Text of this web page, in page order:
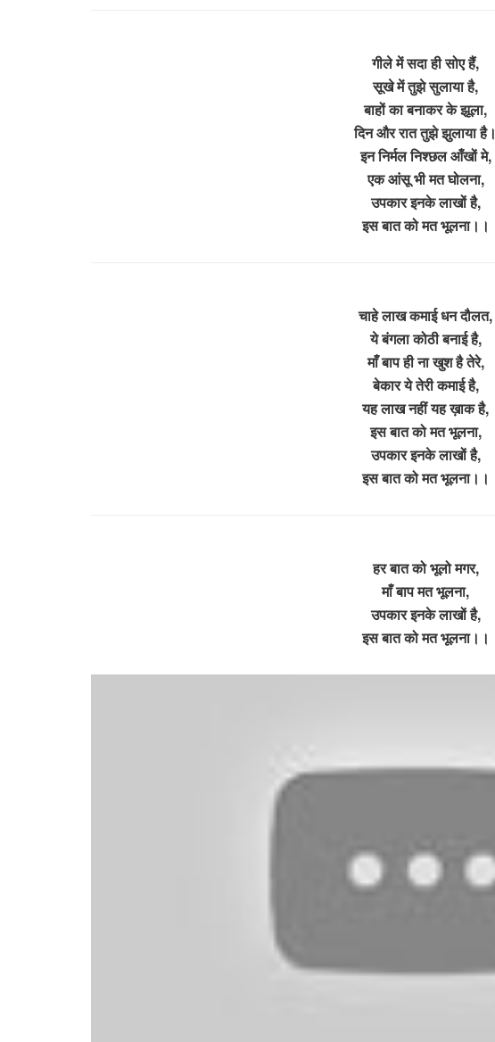
गीले में सदा ही सोए हैं,
सूखे में तुझे सुलाया है,
बाहों का बनाकर के झूला,
दिन और रात तुझे झुलाया है।
इन निर्मल निश्छल आँखों मे,
एक आंसू भी मत घोलना,
उपकार इनके लाखों है,
इस बात को मत भूलना।।
चाहे लाख कमाई धन दौलत,
ये बंगला कोठी बनाई है,
माँ बाप ही ना खुश है तेरे,
बेकार ये तेरी कमाई है,
यह लाख नहीं यह ख़ाक है,
इस बात को मत भूलना,
उपकार इनके लाखों है,
इस बात को मत भूलना।।
हर बात को भूलो मगर,
माँ बाप मत भूलना,
उपकार इनके लाखों है,
इस बात को मत भूलना।।